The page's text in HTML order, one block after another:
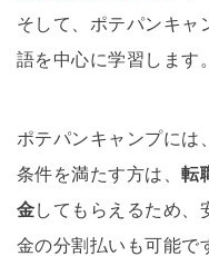
そして、ポテパンキャ
語を中心に学習します。
ポテパンキャンプには
条件を満たす方は、転
金してもらえるため、
金の分割払いも可能で